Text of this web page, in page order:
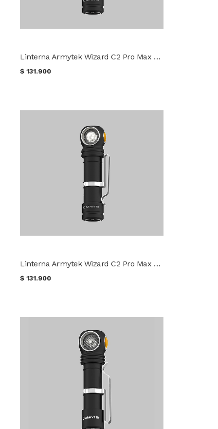
Linterna Armytek Wizard C2 Pro Max Luz Cálida
$131.900
Linterna Armytek Wizard C2 Pro Max Luz Fría
$131.900